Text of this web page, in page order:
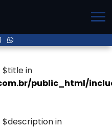
public_html/
$title in
public_html/
$description in